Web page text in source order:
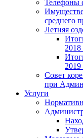
Телефоны
среднего
Летняя
2018
2019
Совет
при
Услуги